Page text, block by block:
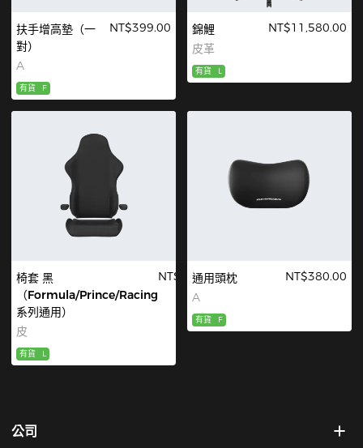
扶手增高墊（一
對）
A
NT$399.00
有貨 F
錦鯉
皮革
NT$11,580.00
有貨 L
椅套 黑
（Formula/Prince/Racing
系列通用）
皮
NT$680.00
有貨 L
通用頭枕
A
NT$380.00
有貨 F
公司